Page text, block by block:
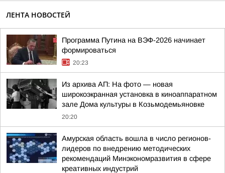
ЛЕНТА НОВОСТЕЙ
Программа Путина на ВЭФ-2026 начинает
формироваться
20:23
Из архива АП: На фото — новая
широкоэкранная установка в киноаппаратном
зале Дома культуры в Козьмодемьяновке
20:20
Амурская область вошла в число регионов-
лидеров по внедрению методических
рекомендаций Минэкономразвития в сфере
креативных индустрий